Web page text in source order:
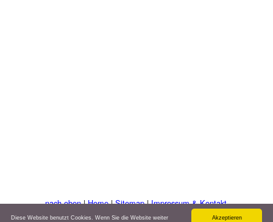
nach oben|Home|Sitemap|Impressum & Kontakt
©: www.alpen-seen-urlaub.de
Akzeptieren
Diese Website benutzt Cookies. Wenn Sie die Website weiter